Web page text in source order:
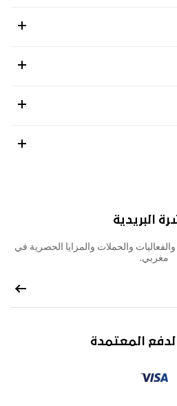
البريدية
والحملات والمزايا الحصرية في
مغربي.
المعتمدة